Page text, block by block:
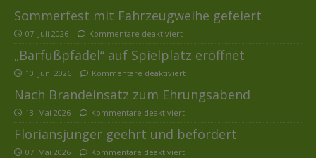
Sommerfest mit Fahrzeugweihe gefeiert
07. Juli 2026 Kommentare deaktiviert
„Barfußpfädel“ auf Spielplatz eröffnet
10. Juni 2026 Kommentare deaktiviert
Nach Brandeinsatz zum Ehrungsabend
13. Mai 2026 Kommentare deaktiviert
Floriansjünger geehrt und befördert
07. Mai 2026 Kommentare deaktiviert